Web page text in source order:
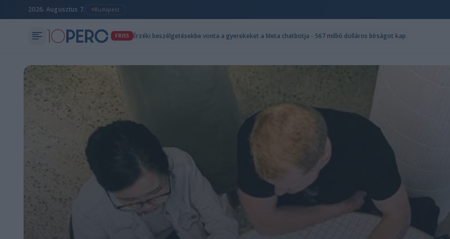
2026. Augusztus 7. Budapest
FRISS Érzéki beszélgetésekbe vonta a gyerekeket a Meta chatbotja - 567 millió dolláros bírságot kap